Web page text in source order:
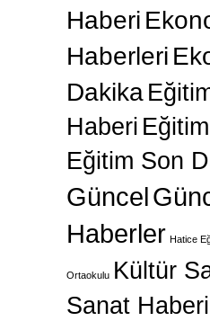
Haberi
Haberleri
Dakika
Haberi
Eğitim Son
Güncel
Haberler Hatice
Ortaokulu Kültür
Sanat Haberi